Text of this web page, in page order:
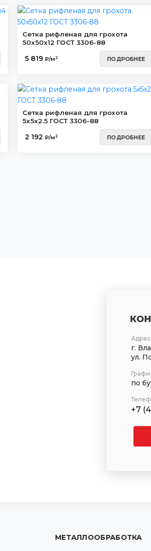
Сетка рифленая для грохота
50х50х12 ГОСТ 3306-88
5 819₽/м 2 ПОДРОБНЕЕ
Сетка рифленая для грохота
5х5х2.5 ГОСТ 3306-88
2 192₽/м 2 ПОДРОБНЕЕ
Адрес
г.
ул.
по
+7
МЕТАЛЛООБРАБОТКА